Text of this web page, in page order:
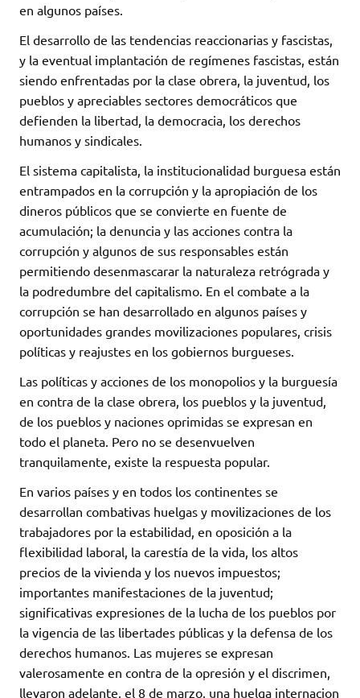
en algunos países.
El desarrollo de las tendencias reaccionarias y fascistas,
y la eventual implantación de regímenes fascistas, están
siendo enfrentadas por la clase obrera, la juventud, los
pueblos y apreciables sectores democráticos que
defienden la libertad, la democracia, los derechos
humanos y sindicales.
El sistema capitalista, la institucionalidad burguesa están
entrampados en la corrupción y la apropiación de los
dineros públicos que se convierte en fuente de
acumulación; la denuncia y las acciones contra la
corrupción y algunos de sus responsables están
permitiendo desenmascarar la naturaleza retrógrada y
la podredumbre del capitalismo. En el combate a la
corrupción se han desarrollado en algunos países y
oportunidades grandes movilizaciones populares, crisis
políticas y reajustes en los gobiernos burgueses.
Las políticas y acciones de los monopolios y la burguesía
en contra de la clase obrera, los pueblos y la juventud,
de los pueblos y naciones oprimidas se expresan en
todo el planeta. Pero no se desenvuelven
tranquilamente, existe la respuesta popular.
En varios países y en todos los continentes se
desarrollan combativas huelgas y movilizaciones de los
trabajadores por la estabilidad, en oposición a la
flexibilidad laboral, la carestía de la vida, los altos
precios de la vivienda y los nuevos impuestos;
importantes manifestaciones de la juventud;
significativas expresiones de la lucha de los pueblos por
la vigencia de las libertades públicas y la defensa de los
derechos humanos. Las mujeres se expresan
valerosamente en contra de la opresión y el discrimen,
llevaron adelante, el 8 de marzo, una huelga internacion